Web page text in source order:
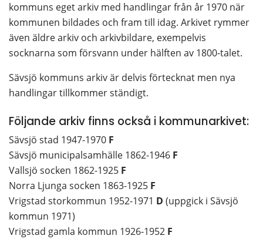
kommuns eget arkiv med handlingar från år 1970 när
kommunen bildades och fram till idag. Arkivet rymmer
även äldre arkiv och arkivbildare, exempelvis
socknarna som försvann under hälften av 1800-talet.
Sävsjö kommuns arkiv är delvis förtecknat men nya
handlingar tillkommer ständigt.
Följande arkiv finns också i kommunarkivet:
Sävsjö stad 1947-1970 F
Sävsjö municipalsamhälle 1862-1946 F
Vallsjö socken 1862-1925 F
Norra Ljunga socken 1863-1925 F
Vrigstad storkommun 1952-1971 D (uppgick i Sävsjö
kommun 1971)
Vrigstad gamla kommun 1926-1952 F